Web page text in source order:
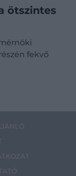
ötszintes
fekvő